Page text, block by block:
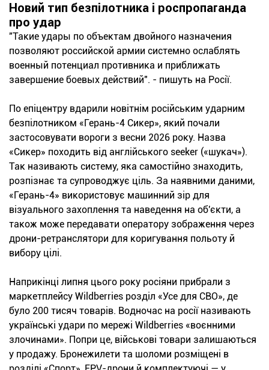
Новий тип безпілотника і роспропаганда
про удар
"Такие удары по объектам двойного назначения
позволяют российской армии системно ослаблять
военный потенциал противника и приближать
завершение боевых действий". - пишуть на Росії.
По епіцентру вдарили новітнім російським ударним
безпілотником «Герань-4 Сикер», який почали
застосовувати вороги з весни 2026 року. Назва
«Сикер» походить від англійського seeker («шукач»).
Так називають систему, яка самостійно знаходить,
розпізнає та супроводжує ціль. За наявними даними,
«Герань-4» використовує машинний зір для
візуального захоплення та наведення на об'єкти, а
також може передавати оператору зображення через
дрони-ретранслятори для коригування польоту й
вибору цілі.
Наприкінці липня цього року росіяни прибрали з
маркетплейсу Wildberries розділ «Усе для СВО», де
було 200 тисяч товарів. Водночас на росії називають
українські удари по мережі Wildberries «воєнними
злочинами». Попри це, військові товари залишаються
у продажу. Бронежилети та шоломи розміщені в